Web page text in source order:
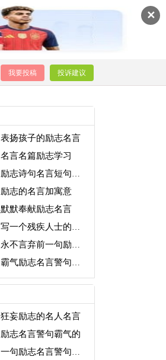
✕
我要投稿 投诉建议
表扬孩子的励志名言
名言名篇励志学习
励志的名言加寓意
默默奉献励志名言
狂妄励志的名人名言
励志名言警句霸气的
一句励志名言警句短句